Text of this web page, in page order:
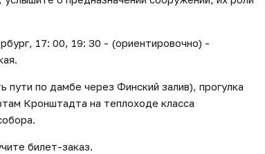
17: 00, 19: 30 - (ориентировочно) -
пути по дамбе через Финский залив), прогулка
Кронштадта на теплоходе класса
билет-заказ.